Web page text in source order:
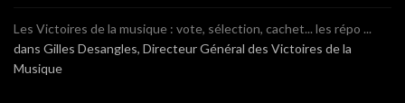
Les Victoires de la musique : vote, sélection, cachet... les répo ...
dans Gilles Desangles, Directeur Général des Victoires de la
Musique